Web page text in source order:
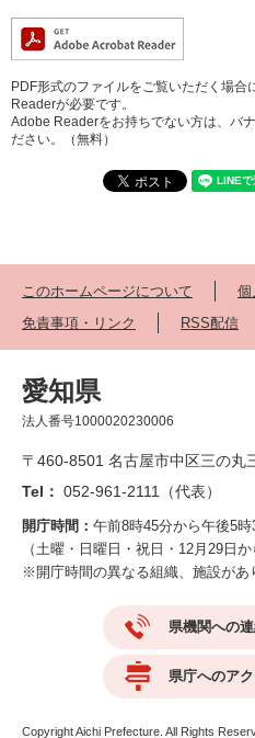
PDF形式のファイルをご覧いただく場
Readerが必要です。
Adobe Readerをお持ちでない方は、バ
ださい。（無料）
このホームページについて
個
免責事項・リンク
RSS配信
愛知県
法人番号1000020230006
〒460-8501 名古屋市中区三の丸
Tel： 052-961-2111（代表）
開庁時間： 午前8時45分から午後5時
（土曜・日曜日・祝日・12月29日か
※開庁時間の異なる組織、施設があ
県機関への
県庁へのア
Copyright Aichi Prefecture. All Rights